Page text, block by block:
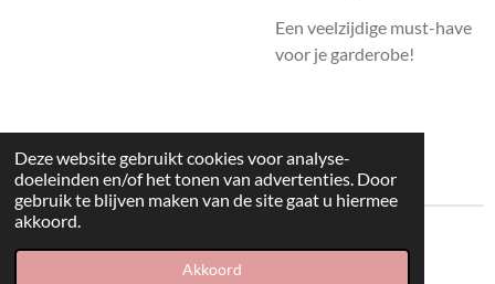
Deze website gebruikt cookies voor analyse-
doeleinden en/of het tonen van advertenties. Door
gebruik te blijven maken van de site gaat u hiermee
akkoord.
Akkoord
Een veelzijdige must-have
voor je garderobe!